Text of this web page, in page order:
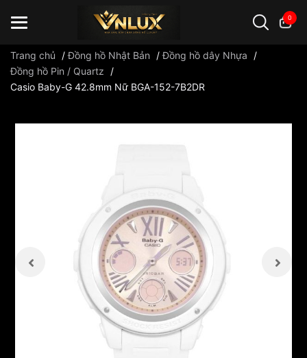
0
Đồng hồ casio đồng hồ G-Shock đồng hồ Orient
Trang chủ /Đồng hồ Nhật Bản /Đồng hồ dây Nhựa
/
Đồng hồ Pin / Quartz
/
Casio Baby-G 42.8mm Nữ BGA-152-7B2DR